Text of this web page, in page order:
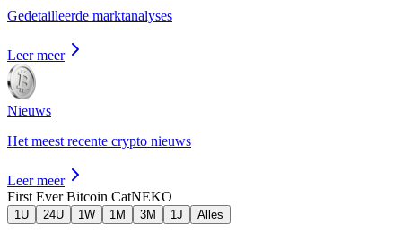
Gedetailleerde marktanalyses
Leer meer
Nieuws
Het meest recente crypto nieuws
Leer meer
First Ever Bitcoin CatNEKO
1U 24U 1W 1M 3M 1J Alles